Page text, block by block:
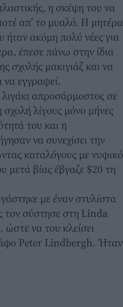
η σκέψη του να
απ’ το μυαλό. Η μητέρα
ήταν ακόμη πολύ νέες για
έπεσε πάνω στην ίδια
σχολής μακιγιάζ και να
να εγγραφεί.
απροσάρμοστος σε
σχολή λίγους μόνο μήνες
του και η
να συνεχίσει την
καταλόγους με νυφικό
μετά βίας έβγαζε $20 τη
με έναν στυλίστα
τον σύστησε στη Linda
να του κλείσει
Peter Lindbergh. Ήταν